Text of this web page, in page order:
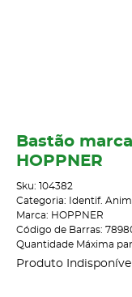
Bastão
HOPPNER
Sku: 104382
Categoria:
Identif.
Marca: HOPPNER
Código de Barras:
Quantidade Máxima
Produto Indisponível